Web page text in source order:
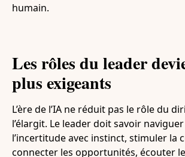
humain.
Les rôles du leader
plus exigeants
L’ère de l’IA ne réduit pas le rôle du
l’élargit. Le leader doit savoir
l’incertitude avec instinct, stimuler la
connecter les opportunités, écouter